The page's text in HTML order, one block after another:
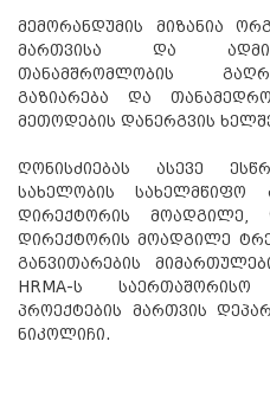
მემორანდუმის მიზანია
მართვისა და
თანამშრომლობის
გაზიარება და
მეთოდების დანერგვის
ღონისძიებას ასევე
სახელობის სახელმწიფო
დირექტორის მოადგილე,
დირექტორის მოადგილე
განვითარების
HRMA-ს
პროექტების მართვის
ნიკოლიჩი.